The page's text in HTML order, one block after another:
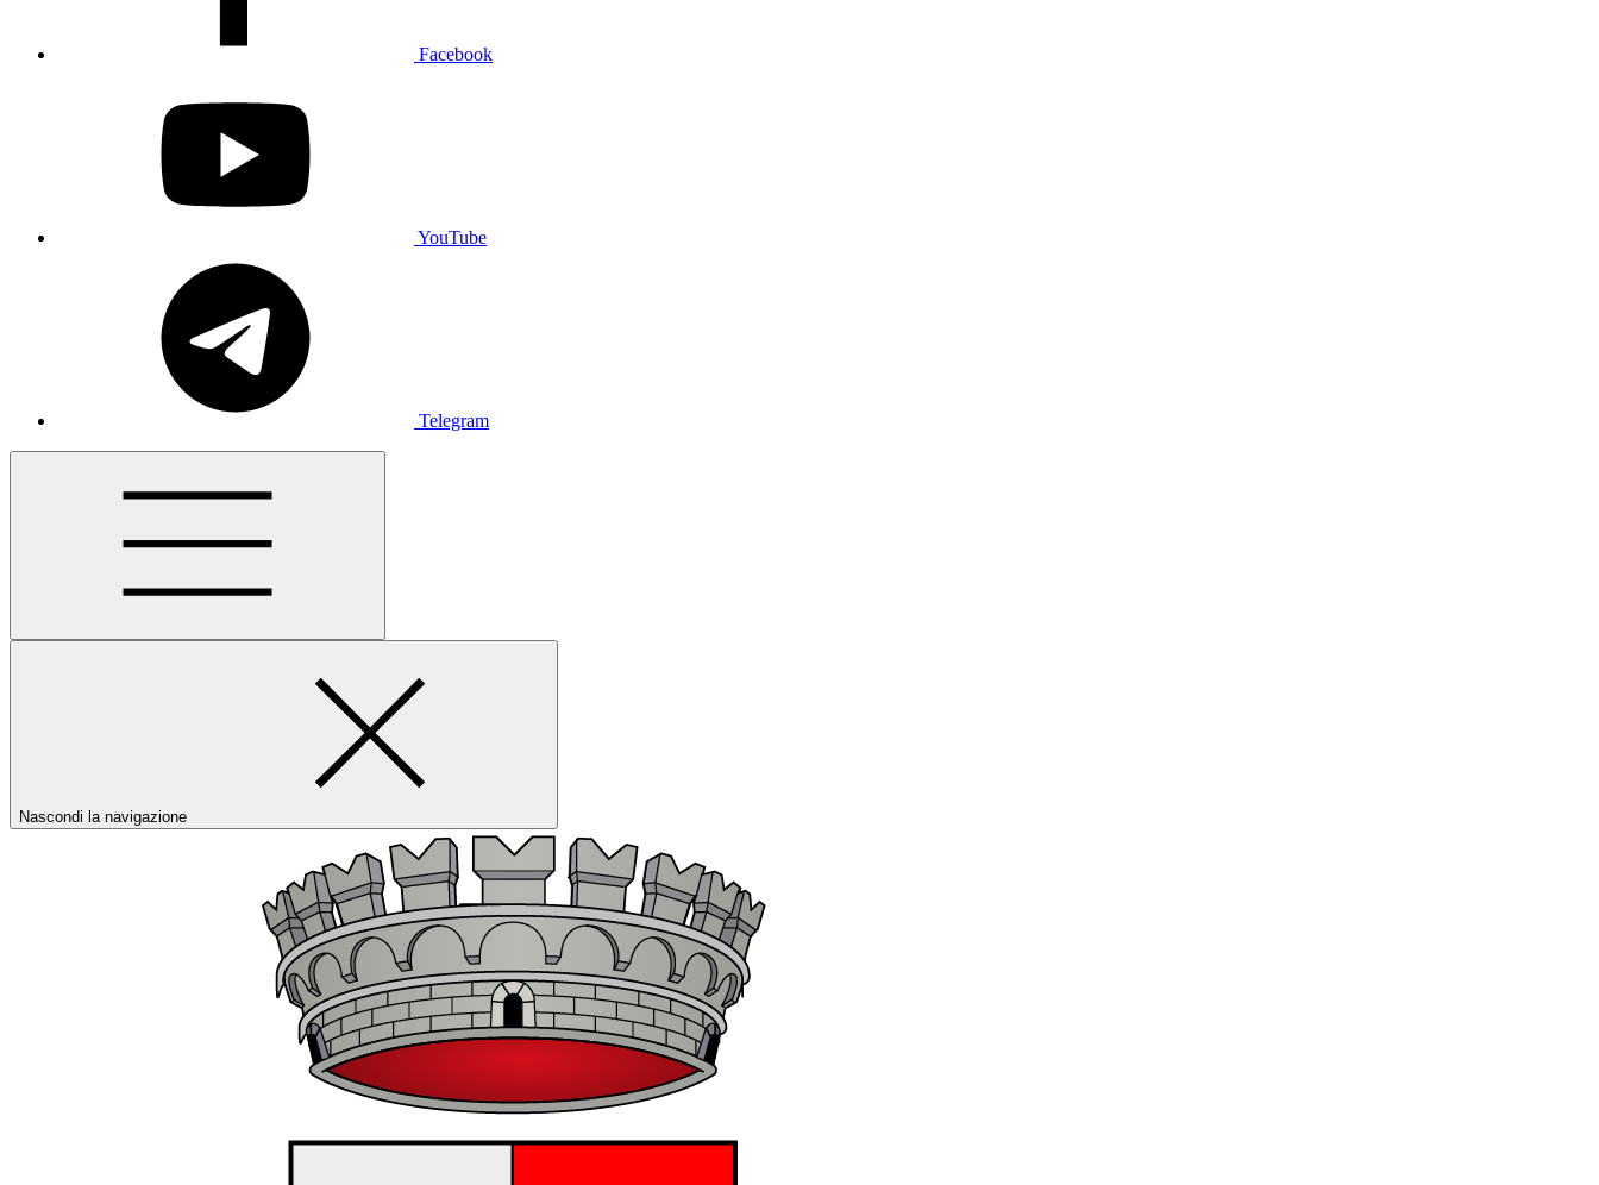
Facebook
YouTube
Telegram
Nascondi la navigazione